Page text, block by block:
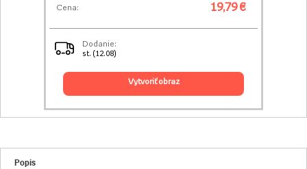
Cena: 19,79 €
Dodanie:
st. (12.08)
vytvoriť obraz
Popis